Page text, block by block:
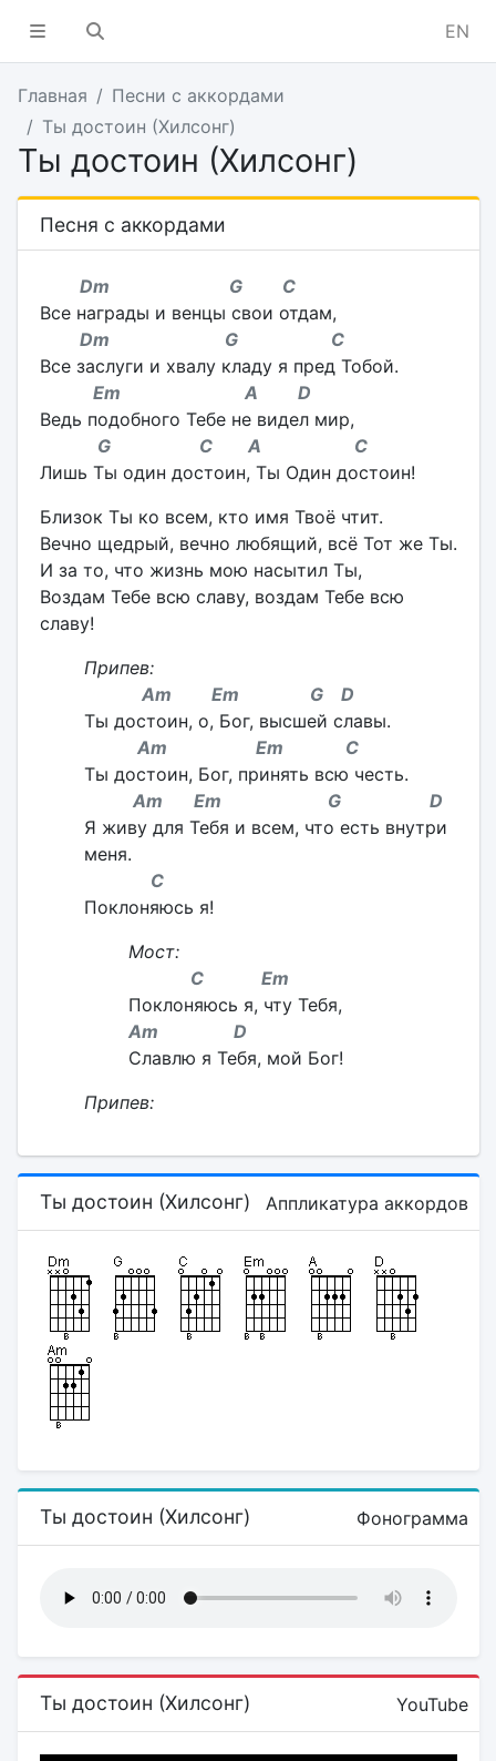
EN
Главная
Песни с аккордами
Ты достоин (Хилсонг)
Ты достоин (Хилсонг)
Песня с аккордами
Dm G C
Все награды и венцы свои отдам,
Dm G C
Все заслуги и хвалу кладу я пред Тобой.
Em A D
Ведь подобного Тебе не видел мир,
G C A C
Лишь Ты один достоин, Ты Один достоин!
Близок Ты ко всем, кто имя Твоё чтит.
Вечно щедрый, вечно любящий, всё Тот же Ты.
И за то, что жизнь мою насытил Ты,
Воздам Тебе всю славу, воздам Тебе всю
славу!
Припев:
Am Em G D
Ты достоин, о, Бог, высшей славы.
Am Em C
Ты достоин, Бог, принять всю честь.
Am Em G D
Я живу для Тебя и всем, что есть внутри
меня.
C
Поклоняюсь я!
Мост:
C Em
Поклоняюсь я, чту Тебя,
Am D
Славлю я Тебя, мой Бог!
Припев:
Ты достоин (Хилсонг) Аппликатура аккордов
Ты достоин (Хилсонг) Фонограмма
Ты достоин (Хилсонг) YouTube